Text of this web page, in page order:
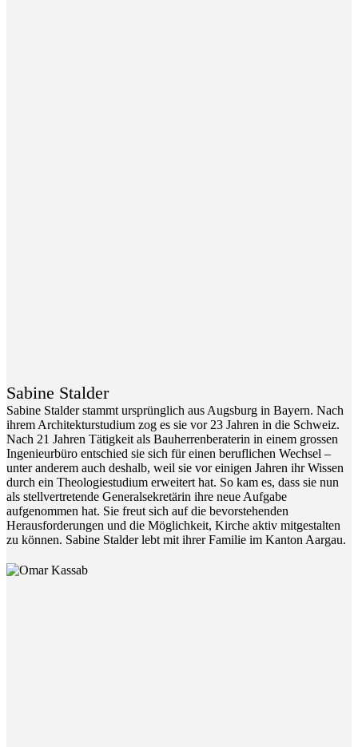
Sabine Stalder
Sabine Stalder stammt ursprünglich aus Augsburg in Bayern. Nach
ihrem Architekturstudium zog es sie vor 23 Jahren in die Schweiz.
Nach 21 Jahren Tätigkeit als Bauherrenberaterin in einem grossen
Ingenieurbüro entschied sie sich für einen beruflichen Wechsel –
unter anderem auch deshalb, weil sie vor einigen Jahren ihr Wissen
durch ein Theologiestudium erweitert hat. So kam es, dass sie nun
als stellvertretende Generalsekretärin ihre neue Aufgabe
aufgenommen hat. Sie freut sich auf die bevorstehenden
Herausforderungen und die Möglichkeit, Kirche aktiv mitgestalten
zu können. Sabine Stalder lebt mit ihrer Familie im Kanton Aargau.